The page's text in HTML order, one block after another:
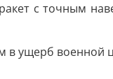
с точным
в ущерб военной